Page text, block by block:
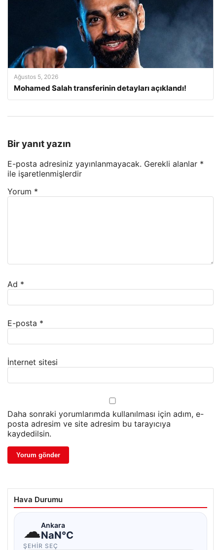
Ağustos 5, 2026
Mohamed Salah transferinin detayları açıklandı!
Bir yanıt yazın
E-posta adresiniz yayınlanmayacak. Gerekli alanlar *
ile işaretlenmişlerdir
Yorum *
Ad *
E-posta *
İnternet sitesi
Daha sonraki yorumlarımda kullanılması için adım, e-
posta adresim ve site adresim bu tarayıcıya
kaydedilsin.
Hava Durumu
☁Ankara
NaN°C
ŞEHIR SEÇ